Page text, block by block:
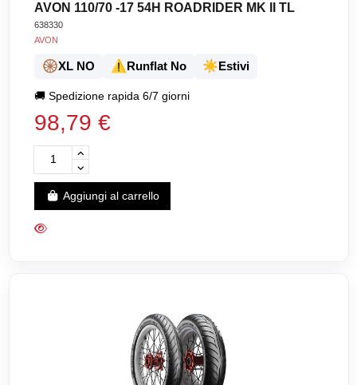
AVON 110/70 -17 54H ROADRIDER MK II TL
638330
AVON
🛞XL NO ⚠️Runflat No ☀️Estivi
🚚Spedizione rapida 6/7 giorni
98,79 €
Aggiungi al carrello